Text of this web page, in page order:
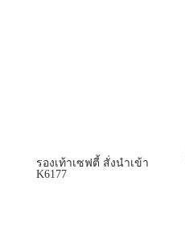
รองเท้าเซฟตี้ สั่งนำเข้า
K6177